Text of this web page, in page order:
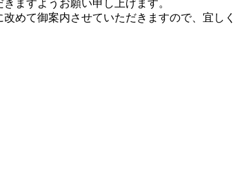
ますようお願い申し上げます。
めて御案内させていただきますので、宜し